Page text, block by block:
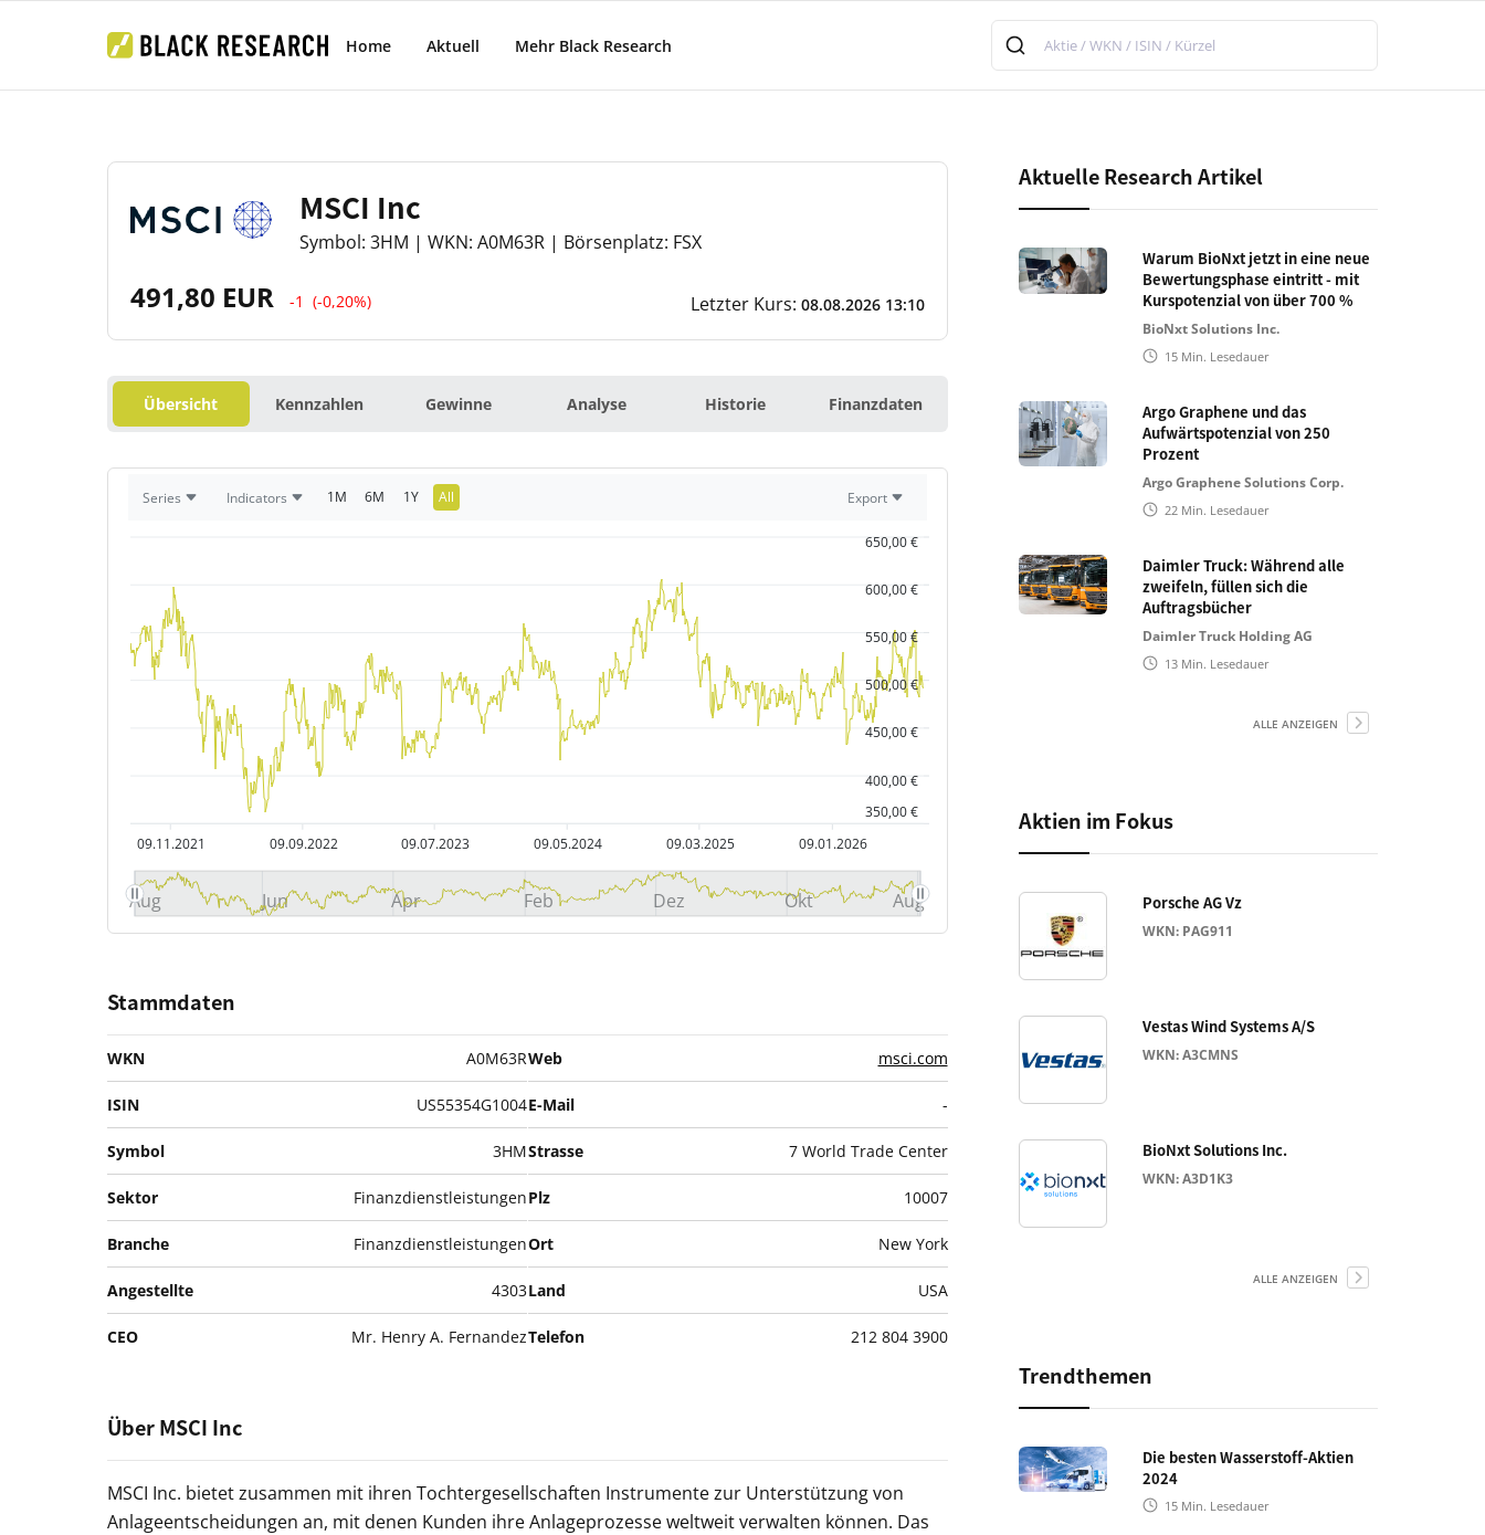
Home Aktuell Mehr Black Research
MSCI Inc
Symbol: 3HM | WKN: A0M63R | Börsenplatz: FSX
491,80 EUR -1 (-0,20%) Letzter Kurs: 08.08.2026 13:10
Übersicht Kennzahlen Gewinne Analyse Historie Finanzdaten
Series Indicators 1M 6M 1Y All Export
09.11.2021 09.09.2022 09.07.2023 09.05.2024 09.03.2025 09.01.2026
350,00 €
400,00 €
450,00 €
500,00 €
550,00 €
600,00 €
650,00 €
Aug Jun Apr Feb Dez Okt Aug
Stammdaten
WKN A0M63R
ISIN US55354G1004
Symbol 3HM
Sektor Finanzdienstleistungen
Branche Finanzdienstleistungen
Angestellte 4303
CEO Mr. Henry A. Fernandez
Web msci.com
E-Mail -
Strasse 7 World Trade Center
Plz 10007
Ort New York
Land USA
Telefon 212 804 3900
Über MSCI Inc
MSCI Inc. bietet zusammen mit ihren Tochtergesellschaften Instrumente zur Unterstützung von
Anlageentscheidungen an, mit denen Kunden ihre Anlageprozesse weltweit verwalten können. Das
Aktuelle Research Artikel
Warum BioNxt jetzt in eine neue
Bewertungsphase eintritt - mit
Kurspotenzial von über 700 %
BioNxt Solutions Inc.
15 Min. Lesedauer
Argo Graphene und das
Aufwärtspotenzial von 250
Prozent
Argo Graphene Solutions Corp.
22 Min. Lesedauer
Daimler Truck: Während alle
zweifeln, füllen sich die
Auftragsbücher
Daimler Truck Holding AG
13 Min. Lesedauer
ALLE ANZEIGEN
Aktien im Fokus
Porsche AG Vz
WKN: PAG911
Vestas Wind Systems A/S
WKN: A3CMNS
BioNxt Solutions Inc.
WKN: A3D1K3
ALLE ANZEIGEN
Trendthemen
Die besten Wasserstoff-Aktien
2024
15 Min. Lesedauer